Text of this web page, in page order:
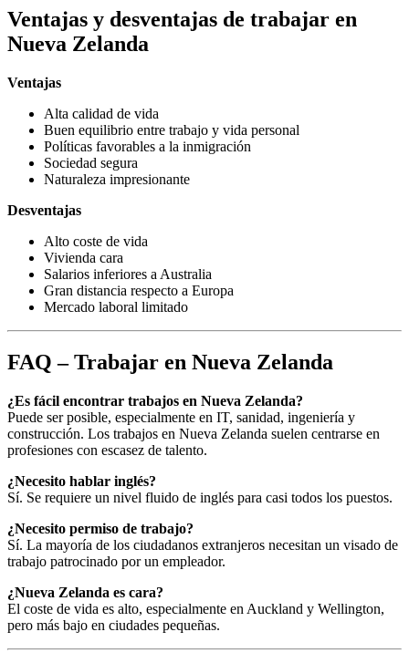
Ventajas y desventajas de trabajar en
Nueva Zelanda
Ventajas
Alta calidad de vida
Buen equilibrio entre trabajo y vida personal
Políticas favorables a la inmigración
Sociedad segura
Naturaleza impresionante
Desventajas
Alto coste de vida
Vivienda cara
Salarios inferiores a Australia
Gran distancia respecto a Europa
Mercado laboral limitado
FAQ – Trabajar en Nueva Zelanda
¿Es fácil encontrar trabajos en Nueva Zelanda?
Puede ser posible, especialmente en IT, sanidad, ingeniería y
construcción. Los trabajos en Nueva Zelanda suelen centrarse en
profesiones con escasez de talento.
¿Necesito hablar inglés?
Sí. Se requiere un nivel fluido de inglés para casi todos los puestos.
¿Necesito permiso de trabajo?
Sí. La mayoría de los ciudadanos extranjeros necesitan un visado de
trabajo patrocinado por un empleador.
¿Nueva Zelanda es cara?
El coste de vida es alto, especialmente en Auckland y Wellington,
pero más bajo en ciudades pequeñas.